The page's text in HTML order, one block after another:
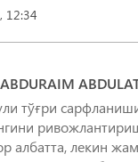
12:34
тўғри
албатта, лекин